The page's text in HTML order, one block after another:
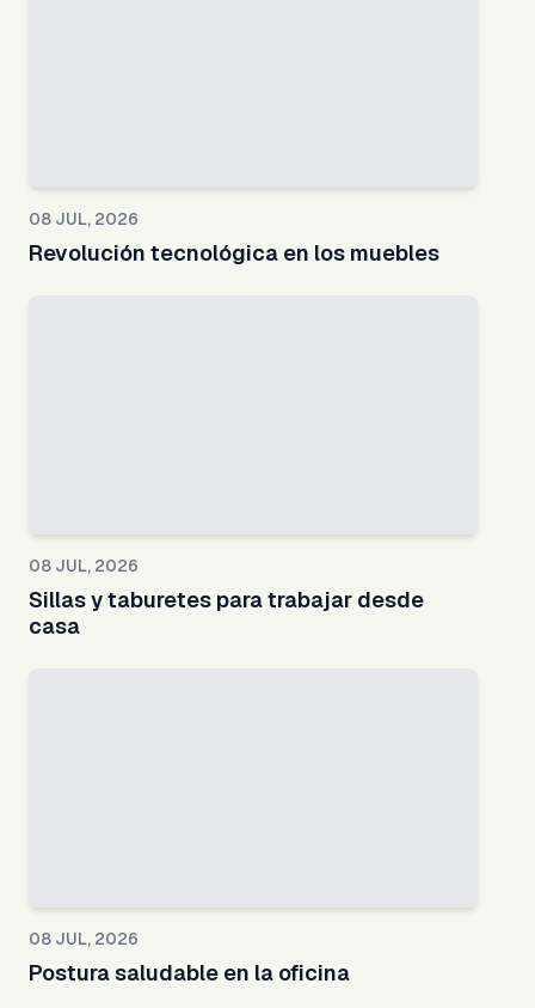
08 JUL, 2026
Revolución tecnológica en los muebles
08 JUL, 2026
Sillas y taburetes para trabajar desde
casa
08 JUL, 2026
Postura saludable en la oficina